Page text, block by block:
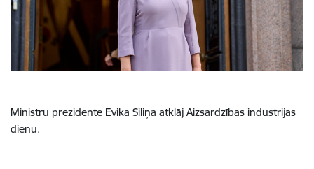
Ministru prezidente Evika Siliņa atklāj Aizsardzības industrijas
dienu.